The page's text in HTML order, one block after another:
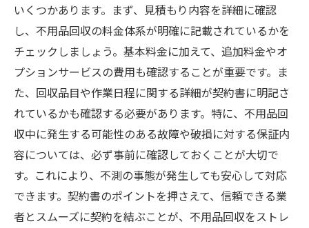
いくつかあります。まず、見積もり内容を詳細に確認
し、不用品回収の料金体系が明確に記載されているかを
チェックしましょう。基本料金に加えて、追加料金やオ
プションサービスの費用も確認することが重要です。ま
た、回収品目や作業日程に関する詳細が契約書に明記さ
れているかも確認する必要があります。特に、不用品回
収中に発生する可能性のある故障や破損に対する保証内
容については、必ず事前に確認しておくことが大切で
す。これにより、不測の事態が発生しても安心して対応
できます。契約書のポイントを押さえて、信頼できる業
者とスムーズに契約を結ぶことが、不用品回収をストレ